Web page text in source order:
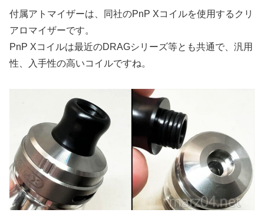
付属アトマイザーは、同社のPnP Xコイルを使用するクリ
アロマイザーです。
PnP Xコイルは最近のDRAGシリーズ等とも共通で、汎用
性、入手性の高いコイルですね。